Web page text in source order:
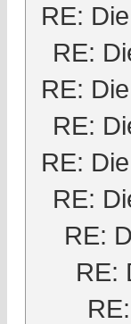
RE:
RE:
RE:
RE:
RE:
RE:
RE:
RE: